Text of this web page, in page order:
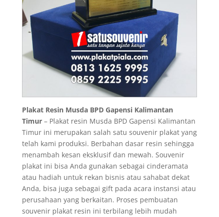
Plakat Resin Musda BPD Gapensi Kalimantan
Timur – Plakat resin Musda BPD Gapensi Kalimantan
Timur ini merupakan salah satu souvenir plakat yang
telah kami produksi. Berbahan dasar resin sehingga
menambah kesan eksklusif dan mewah. Souvenir
plakat ini bisa Anda gunakan sebagai cinderamata
atau hadiah untuk rekan bisnis atau sahabat dekat
Anda, bisa juga sebagai gift pada acara instansi atau
perusahaan yang berkaitan. Proses pembuatan
souvenir plakat resin ini terbilang lebih mudah